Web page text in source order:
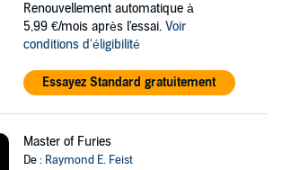
Renouvellement automatique à
5,99 €/mois après l'essai. Voir
conditions d'éligibilité
Essayez Standard gratuitement
Master of Furies
De : Raymond E. Feist